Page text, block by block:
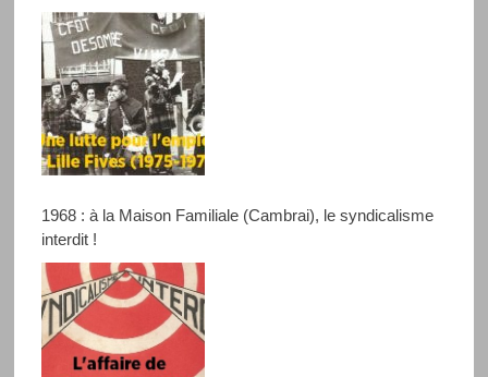
1968 : à la Maison Familiale (Cambrai), le syndicalisme
interdit !